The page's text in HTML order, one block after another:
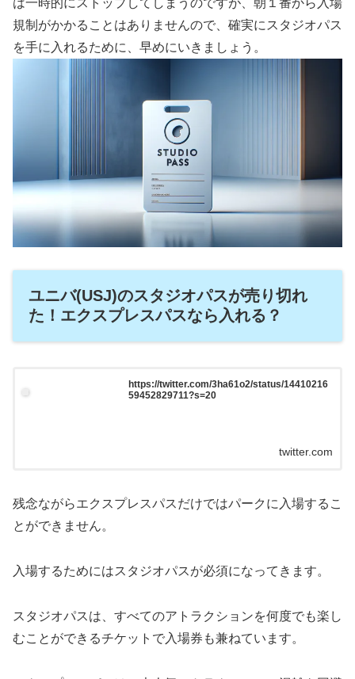
は一時的にストップしてしまうのですが、朝１番から入場
規制がかかることはありませんので、確実にスタジオパス
を手に入れるために、早めにいきましょう。
ユニバ(USJ)のスタジオパスが売り切れ
た！エクスプレスパスなら入れる？
https://twitter.com/3ha61o2/status/14410216
59452829711?s=20
twitter.com
残念ながらエクスプレスパスだけではパークに入場するこ
とができません。
入場するためにはスタジオパスが必須になってきます。
スタジオパスは、すべてのアトラクションを何度でも楽し
むことができるチケットで入場券も兼ねています。